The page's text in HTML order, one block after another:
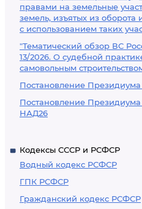
правами на земельные
земель, изъятых из
с использованием таких
"Тематический обзор ВС
13/2026. О судебной
самовольным
Постановление
Постановление
НАД26
Кодексы СССР и РСФСР
Водный кодекс РСФСР
ГПК РСФСР
Гражданский кодекс РСФСР